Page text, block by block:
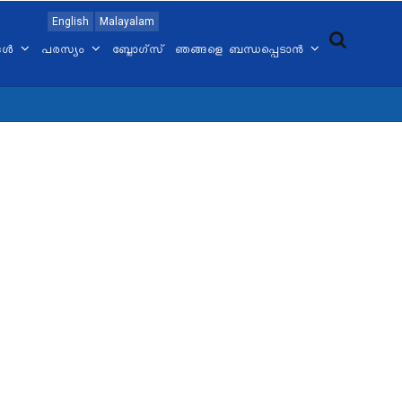
English Malayalam
പരസ്യം ബ്ലോഗ്സ് ഞങ്ങളെ ബന്ധപ്പെടാൻ